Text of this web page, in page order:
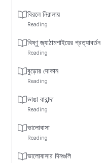
বিরলে নিরালায়
Reading
বিষ্ণু জ্যাঠামশাইয়ের প্রত্যাবর্তন
Reading
বুড়োর দোকান
Reading
ভাঙা বারান্দা
Reading
ভালোবাসা
Reading
ভালোবাসার দিনগুলি
গিয়েছিলাম
দিলে আমি
আরও কিছু
দুজনের
আবারও যুবক
কোনো পুরুষ
ব্যক্তি যার
যুবকটি যখন
কেঁপে ওঠে।
“আসন, আপনি
হওয়ামাত্রই
দরজা বন্ধ